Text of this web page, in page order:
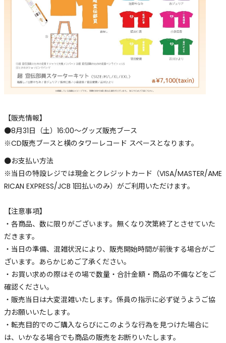
【販売情報】
●8月31日（土）16:00〜グッズ販売ブース
※CD販売ブースと横のタワーレコード スペースとなります。
●お支払い方法
※当日の特設レジでは現金とクレジットカード（VISA/MASTER/AME
RICAN EXPRESS/JCB 1回払いのみ）がご利用いただけます。
【注意事項】
・各商品、数に限りがございます。無くなり次第終了とさせていた
だきます。
・当日の準備、混雑状況により、販売開始時間が前後する場合がご
ざいます。あらかじめご了承ください。
・お買い求めの際はその場で数量・合計金額・商品の不備などをご
確認ください。
・販売当日は大変混雑いたします。係員の指示に必ず従うようご協
力お願いいたします。
・転売目的でのご購入ならびにこのような行為を見つけた場合に
は、いかなる場合でも商品の販売をお断りいたします。